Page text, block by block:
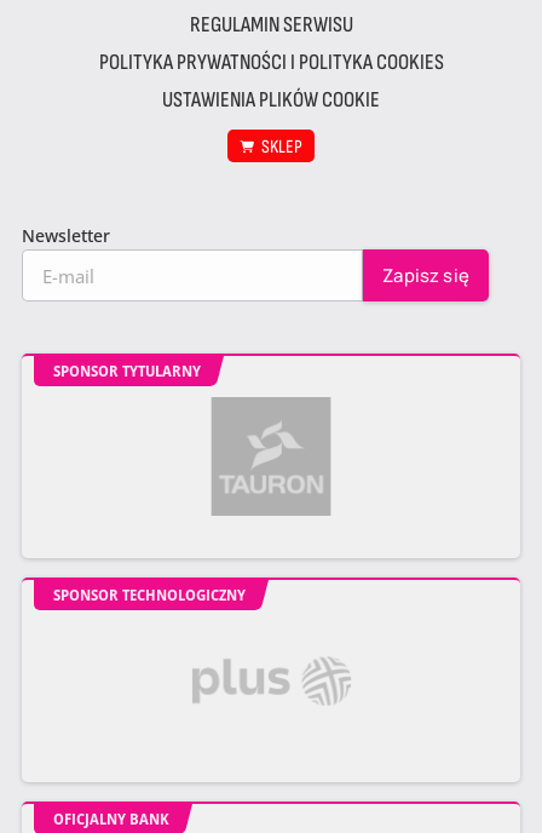
REGULAMIN SERWISU
POLITYKA PRYWATNOŚCI I POLITYKA COOKIES
USTAWIENIA PLIKÓW COOKIE
SKLEP
Newsletter
SPONSOR TYTULARNY
SPONSOR TECHNOLOGICZNY
OFICJALNY BANK